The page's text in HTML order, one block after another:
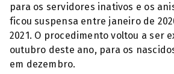
para os servidores inativos e os
ficou suspensa entre janeiro de
2021. O procedimento voltou a ser
outubro deste ano, para os
em dezembro.